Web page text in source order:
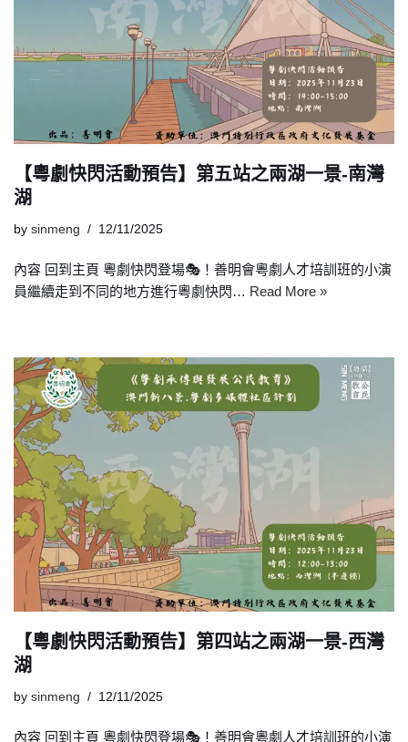
【粵劇快閃活動預告】第五站之兩湖一景-南灣
湖
by sinmeng 12/11/2025
內容 回到主頁 粵劇快閃登場🎭！善明會粵劇人才培訓班的小演
員繼續走到不同的地方進行粵劇快閃… Read More »
【粵劇快閃活動預告】第四站之兩湖一景-西灣
湖
by sinmeng 12/11/2025
內容 回到主頁 粵劇快閃登場🎭！善明會粵劇人才培訓班的小演